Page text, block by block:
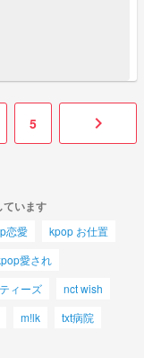
5 keyboard_arrow_right
ています
恋愛
kpop お仕置
愛され
ィーズ
nct wish
m!lk txt病院